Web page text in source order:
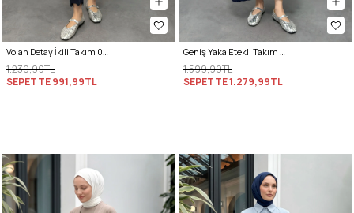
Volan Detay İkili Takım 0071 - LACİVERT
1.239,99TL
SEPETTE991,99TL
Geniş Yaka Etekli Takım Y0091 - LACİVERT
1.599,99TL
SEPETTE1.279,99TL